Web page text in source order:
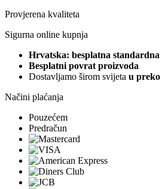
Provjerena kvaliteta
Sigurna online kupnja
Hrvatska: besplatna standardna
Besplatni povrat proizvoda
Dostavljamo širom svijeta u preko
Načini plaćanja
Pouzećem
Predračun